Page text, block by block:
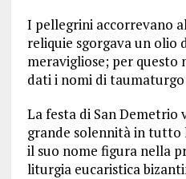
I pellegrini accorrevano
reliquie sgorgava un olio
meravigliose; per
dati i nomi di
La festa di San Demetrio
grande solennità in tutto
il suo nome figura nella
liturgia eucaristica